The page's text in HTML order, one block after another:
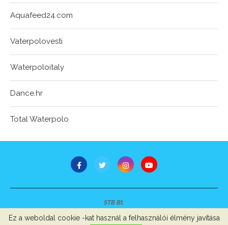
Aquafeed24.com
Vaterpolovesti
Waterpoloitaly
Dance.hr
Total Waterpolo
STB Bt.
Ez a weboldal cookie -kat használ a felhasználói élmény javítása